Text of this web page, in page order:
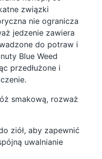
związki
nie ogranicza
jedzenie zawiera
do potraw i
Blue Weed
przedłużone i
smakową, rozważ
ziół, aby zapewnić
uwalnianie